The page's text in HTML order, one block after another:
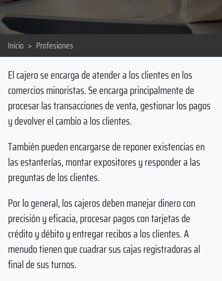
Inicio > Profesiones
El cajero se encarga de atender a los clientes en los
comercios minoristas. Se encarga principalmente de
procesar las transacciones de venta, gestionar los pagos
y devolver el cambio a los clientes.
También pueden encargarse de reponer existencias en
las estanterías, montar expositores y responder a las
preguntas de los clientes.
Por lo general, los cajeros deben manejar dinero con
precisión y eficacia, procesar pagos con tarjetas de
crédito y débito y entregar recibos a los clientes. A
menudo tienen que cuadrar sus cajas registradoras al
final de sus turnos.